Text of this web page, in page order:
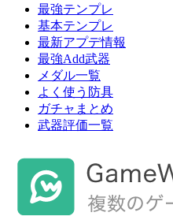
最強テンプレ
基本テンプレ
最新アプデ情報
最強Add武器
メダル一覧
よく使う防具
ガチャまとめ
武器評価一覧